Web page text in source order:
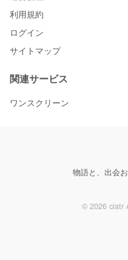
利用規約
ログイン
サイトマップ
関連サービス
ワンスクリーン
物語と、出会
© 2026 ciatr